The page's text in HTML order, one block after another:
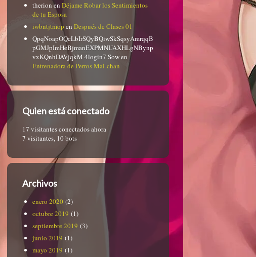
therionen Déjame Robar los Sentimientos
de tu Esposa
iwbntjtmop en Después de Clases 01
QpqNoapOQcLbIrSQyBQiwSkSqsyAmrqqB
pGMJpImHeBjmanEXPMNUAXHLgNBynp
vxKQnhDAVjqkM 4login7 Sowen
Entrenadora de Perros Mai-chan
Quien está conectado
17 visitantes conectados ahora
7 visitantes, 10 bots
Archivos
enero 2020 (2)
octubre 2019 (1)
septiembre 2019 (3)
junio 2019 (1)
mayo 2019 (1)